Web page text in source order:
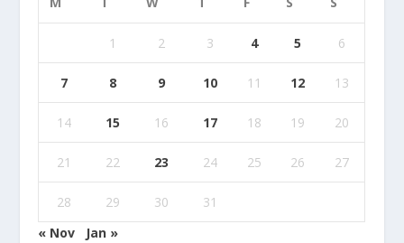
1 2 3 4 5 6
7 8 9 10 11 12 13
14 15 16 17 18 19 20
21 22 23 24 25 26 27
28 29 30
31
« Nov
Jan »